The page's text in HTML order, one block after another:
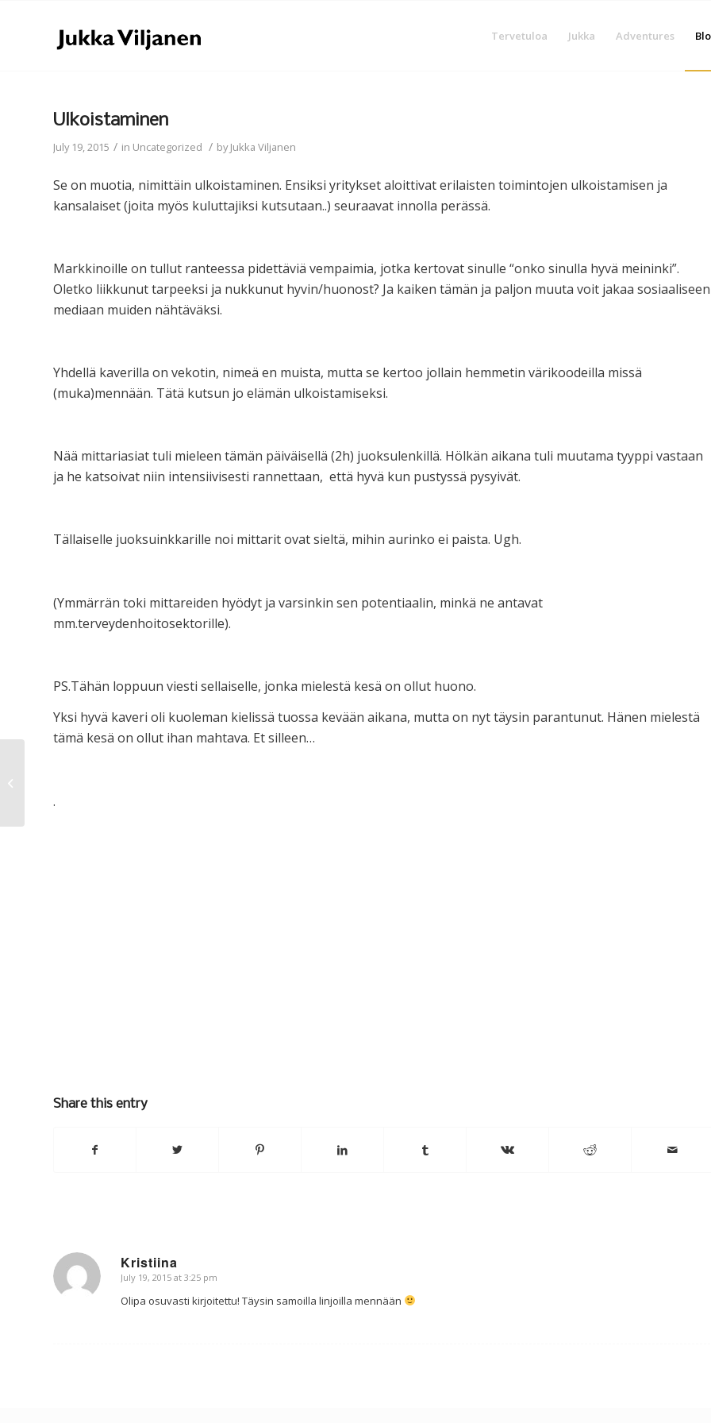
Tervetuloa Jukka Adventures
Ulkoistaminen
July 19, 2015 / in Uncategorized / byJukka Viljanen
Se on muotia, nimittäin ulkoistaminen. Ensiksi yritykset aloittivat erilaisten toimintojen ulkoistamisen ja
kansalaiset (joita myös kuluttajiksi kutsutaan..) seuraavat innolla perässä.
Markkinoille on tullut ranteessa pidettäviä vempaimia, jotka kertovat sinulle “onko sinulla hyvä meininki”.
Oletko liikkunut tarpeeksi ja nukkunut hyvin/huonost? Ja kaiken tämän ja paljon muuta voit jakaa sosiaaliseen
mediaan muiden nähtäväksi.
Yhdellä kaverilla on vekotin, nimeä en muista, mutta se kertoo jollain hemmetin värikoodeilla missä
(muka)mennään. Tätä kutsun jo elämän ulkoistamiseksi.
Nää mittariasiat tuli mieleen tämän päiväisellä (2h) juoksulenkillä. Hölkän aikana tuli muutama tyyppi vastaan
ja he katsoivat niin intensiivisesti rannettaan, että hyvä kun pustyssä pysyivät.
Tällaiselle juoksuinkkarille noi mittarit ovat sieltä, mihin aurinko ei paista. Ugh.
(Ymmärrän toki mittareiden hyödyt ja varsinkin sen potentiaalin, minkä ne antavat
mm.terveydenhoitosektorille).
PS.Tähän loppuun viesti sellaiselle, jonka mielestä kesä on ollut huono.
Yksi hyvä kaveri oli kuoleman kielissä tuossa kevään aikana, mutta on nyt täysin parantunut. Hänen mielestä
tämä kesä on ollut ihan mahtava. Et silleen…
.
Share this entry
Kristiina
says:
July 19, 2015 at 3:25 pm
Olipa osuvasti kirjoitettu! Täysin samoilla linjoilla mennään